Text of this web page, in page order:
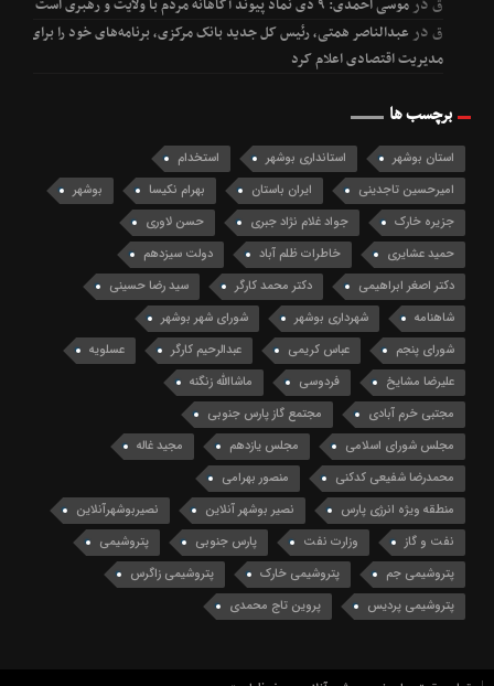
موسی احمدی: ۹ دی نماد پیوند آگاهانه مردم با ولایت و رهبری است
قدر عبدالناصر همتی، رئیس کل جدید بانک مرکزی، برنامه‌های خود را برای
مدیریت اقتصادی اعلام کرد
برچسب ها
استان بوشهر استانداری بوشهر
استخدام
امیرحسین تاجدینی
ایران باستان بهرام نکیسا
بوشهر
جزیره خارک
جواد غلام نژاد جبری
حسن لاوری
حمید عشایری
خاطرات ظلم آباد
دولت سیزدهم
دکتر اصغر ابراهیمی
دکتر محمد کارگر
سید رضا حسینی
شاهنامه
شهرداری بوشهر
شورای شهر بوشهر
شورای پنجم
عباس کریمی عبدالرحیم کارگر
عسلویه
علیرضا مشایخ
فردوسی
ماشاالله زنگنه
مجتبی خرم آبادی
مجتمع گاز پارس جنوبی
مجلس شورای اسلامی
مجلس یازدهم
مجید غاله
محمدرضا شفیعی کدکنی
منصور بهرامی
منطقه ویژه انرژی پارس
نصیر بوشهر آنلاین
نصیربوشهرآنلاین
نفت و گاز
وزارت نفت پارس جنوبی
پتروشیمی
پتروشیمی جم
پتروشیمی خارک
پتروشیمی زاگرس
پتروشیمی پردیس
پروین تاج محمدی